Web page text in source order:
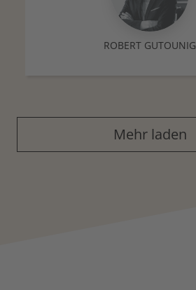
ROBERT GUTOUNIG
Mehr laden